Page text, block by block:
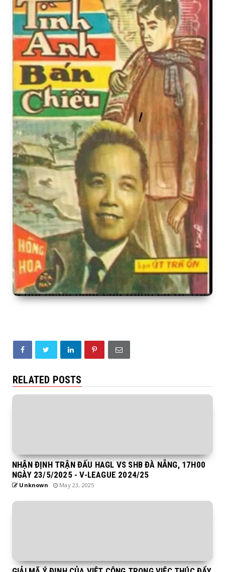
RELATED POSTS
NHẬN ĐỊNH TRẬN ĐẤU HAGL VS SHB ĐÀ NẴNG, 17H00
NGÀY 23/5/2025 - V-LEAGUE 2024/25
Unknown May 23, 2025